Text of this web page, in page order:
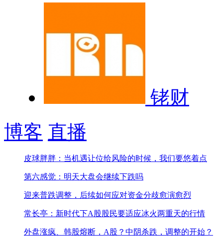
铑财
博客 直播
皮球胖胖：当机遇让位给风险的时候，我们要悠着点
第六感觉：明天大盘会继续下跌吗
迎来普跌调整，后续如何应对资金分歧愈演愈烈
常长亭：新时代下A股股民要适应冰火两重天的行情
外盘涨疯、韩股熔断，A股？ 中阴杀跌，调整的开始？